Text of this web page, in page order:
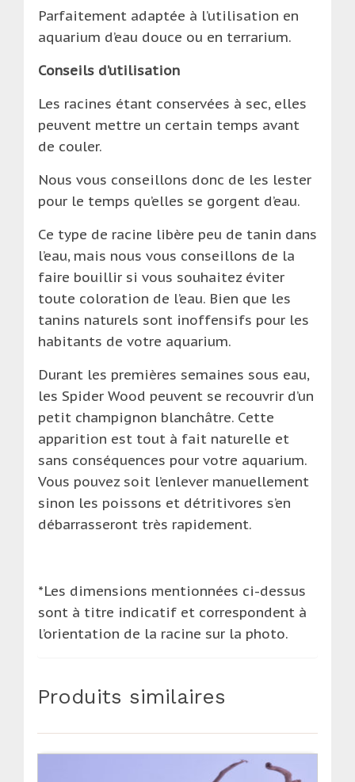
Parfaitement adaptée à l’utilisation en
aquarium d’eau douce ou en terrarium.
Conseils d’utilisation
Les racines étant conservées à sec, elles
peuvent mettre un certain temps avant
de couler.
Nous vous conseillons donc de les lester
pour le temps qu’elles se gorgent d’eau.
Ce type de racine libère peu de tanin dans
l’eau, mais nous vous conseillons de la
faire bouillir si vous souhaitez éviter
toute coloration de l’eau. Bien que les
tanins naturels sont inoffensifs pour les
habitants de votre aquarium.
Durant les premières semaines sous eau,
les Spider Wood peuvent se recouvrir d’un
petit champignon blanchâtre. Cette
apparition est tout à fait naturelle et
sans conséquences pour votre aquarium.
Vous pouvez soit l’enlever manuellement
sinon les poissons et détritivores s’en
débarrasseront très rapidement.
*Les dimensions mentionnées ci-dessus
sont à titre indicatif et correspondent à
l’orientation de la racine sur la photo.
Produits similaires